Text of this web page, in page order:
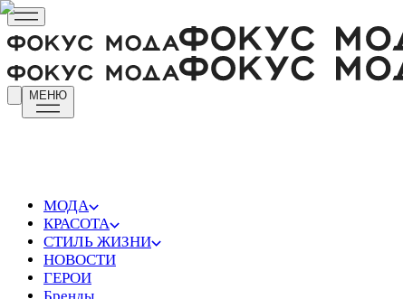
МЕНЮ
МОДА
КРАСОТА
СТИЛЬ ЖИЗНИ
НОВОСТИ
ГЕРОИ